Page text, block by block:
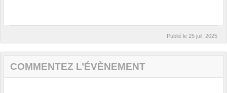
Publié le 25 juil. 2025
COMMENTEZ L’ÉVÈNEMENT